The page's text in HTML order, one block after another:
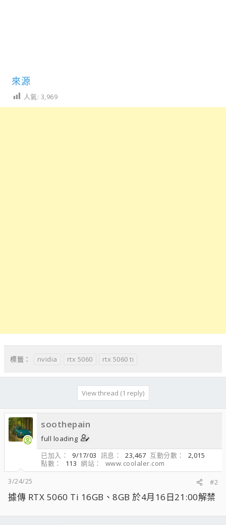
來源
人氣: 3,969
標籤： nvidia rtx 5060 rtx 5060 ti
View thread (1 reply)
soothepain
full loading
已加入
9/17/03 訊息 23,467 互動分數
2,015
點數
113 網站
www.coolaler.com
3/24/25
#2
據傳 RTX 5060 Ti 16GB、8GB 於4月16日21:00解禁